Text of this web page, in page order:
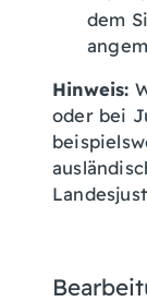
dem
Hinweis:
oder bei